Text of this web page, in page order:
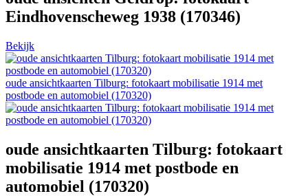
Eindhovenscheweg 1938 (170346)
Bekijk
oude ansichtkaarten Tilburg: fotokaart mobilisatie 1914 met
postbode en automobiel (170320)
oude ansichtkaarten Tilburg: fotokaart
mobilisatie 1914 met postbode en
automobiel (170320)